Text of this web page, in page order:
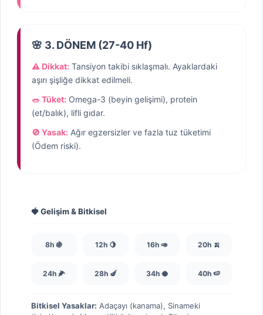
🌸 3. DÖNEM (27-40 Hf)
⚠️ Dikkat: Tansiyon takibi sıklaşmalı. Ayaklardaki
aşırı şişliğe dikkat edilmeli.
🥗 Tüket: Omega-3 (beyin gelişimi), protein
(et/balık), lifli gıdar.
🚫 Yasak: Ağır egzersizler ve fazla tuz tüketimi
(Ödem riski).
🍓 Gelişim & Bitkisel
8h 🍇 12h 🍋 16h 🥑 20h 🍌
24h 🌽 28h 🍆 34h 🥥 40h 🍉
Bitkisel Yasaklar: Adaçayı (kanama), Sinameki